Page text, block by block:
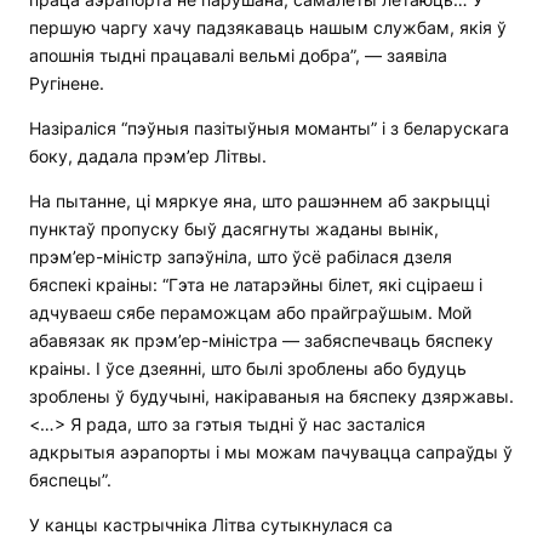
першую чаргу хачу падзякаваць нашым службам, якія ў
апошнія тыдні працавалі вельмі добра”, — заявіла
Ругінене.
Назіраліся “пэўныя пазітыўныя моманты” і з беларускага
боку, дадала прэм’ер Літвы.
На пытанне, ці мяркуе яна, што рашэннем аб закрыцці
пунктаў пропуску быў дасягнуты жаданы вынік,
прэм’ер-міністр запэўніла, што ўсё рабілася дзеля
бяспекі краіны: “Гэта не латарэйны білет, які сціраеш і
адчуваеш сябе пераможцам або прайграўшым. Мой
абавязак як прэм’ер-міністра — забяспечваць бяспеку
краіны. І ўсе дзеянні, што былі зроблены або будуць
зроблены ў будучыні, накіраваныя на бяспеку дзяржавы.
<…> Я рада, што за гэтыя тыдні ў нас засталіся
адкрытыя аэрапорты і мы можам пачувацца сапраўды ў
бяспецы”.
У канцы кастрычніка Літва сутыкнулася са